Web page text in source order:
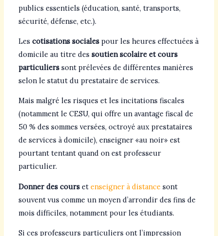
publics essentiels (éducation, santé, transports,
sécurité, défense, etc.).
Les cotisations socialespour les heures effectuées à
domicile au titre des soutien scolaire et cours
particulierssont prélevées de différentes manières
selon le statut du prestataire de services.
Mais malgré les risques et les incitations fiscales
(notamment le CESU, qui offre un avantage fiscal de
50 % des sommes versées, octroyé aux prestataires
de services à domicile), enseigner «au noir» est
pourtant tentant quand on est professeur
particulier.
Donner des courset enseigner à distance sont
souvent vus comme un moyen d’arrondir des fins de
mois difficiles, notamment pour les étudiants.
Si ces professeurs particuliers ont l’impression